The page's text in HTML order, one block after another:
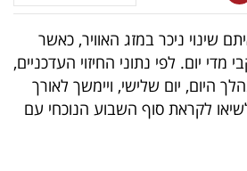
שינוי ניכר במזג האוויר, כאשר
מדי יום. לפי נתוני החיזוי העדכניים,
היום, יום שלישי, ויימשך לאורך
לקראת סוף השבוע הנוכחי עם